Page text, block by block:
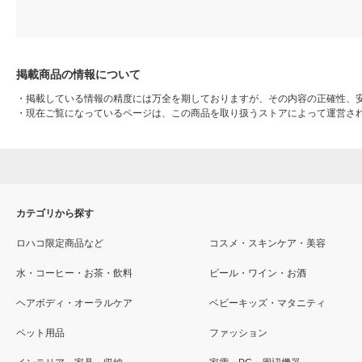
掲載商品の情報について
・ 掲載している情報の精度には万全を期しておりますが、その内容の正確性
・ 現在ご覧になっているページは、この商品を取り扱うストアによって運営
カテゴリから探す
ロハコ限定商品など コスメ・スキンケア・美容
水・コーヒー・お茶・飲料 ビール・ワイン・お酒
ヘアボディ・オーラルケア ベビーキッズ・マタニティ
ペット用品 ファッション